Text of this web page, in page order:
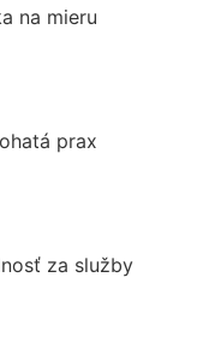
na mieru
prax
za služby